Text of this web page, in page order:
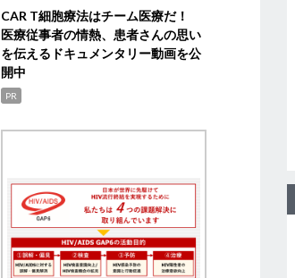
CAR T細胞療法はチーム医療だ！
医療従事者の情熱、患者さんの思い
を伝えるドキュメンタリー動画を公
開中
PR